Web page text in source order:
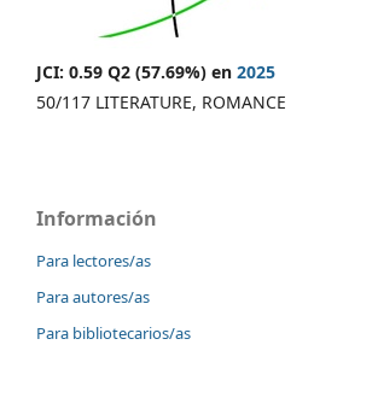
JCI: 0.59 Q2 (57.69%) en 2025
50/117 LITERATURE, ROMANCE
Información
Para lectores/as
Para autores/as
Para bibliotecarios/as